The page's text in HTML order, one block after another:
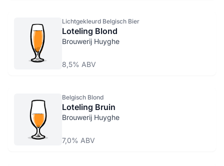
Lichtgekleurd Belgisch Bier
Loteling Blond
Brouwerij Huyghe
8,5% ABV
Belgisch Blond
Loteling Bruin
Brouwerij Huyghe
7,0% ABV